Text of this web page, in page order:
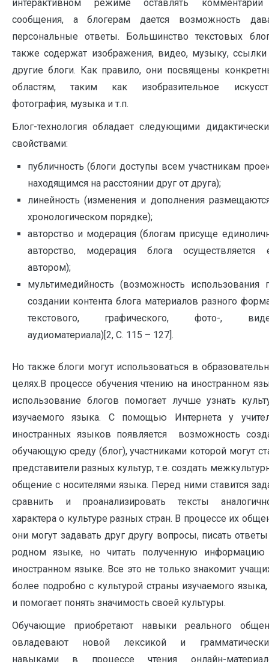
интерактивном режиме оставлять
сообщения, а блогерам дается возможность
персональные ответы. Большинство текстовых
также содержат изображения, видео, музыку,
другие блоги. Как правило, они посвящены
областям, таким как изобразительное
фотография, музыка и т.п.
Блог-технология обладает следующими
свойствами:
публичность (блоги доступы всем участникам
находящимся на расстоянии друг от друга);
линейность (изменения и дополнения
хронологическом порядке);
авторство и модерация (блогам присуще
авторство, модерация блога осуществляется
автором);
мультимедийность (возможность использования
создании контента блога материалов разного
текстового, графического, фото-,
аудиоматериала)[2, С. 115 – 127].
Но также блоги могут использоваться в
целях.В процессе обучения чтению на иностранном
использование блогов помогает лучше узнать
изучаемого языка. С помощью Интернета у
иностранных языков появляется возможность
обучающую среду (блог), участниками которой могут
представители разных культур, т.е. создать
общение с носителями языка. Перед ними ставится
сравнить и проанализировать тексты
характера о культуре разных стран. В процессе их
они могут задавать друг другу вопросы, писать
родном языке, но читать полученную информацию
иностранном языке. Все это не только знакомит
более подробно с культурой страны изучаемого
и помогает понять значимость своей культуры.
Обучающие приобретают навыки реального
овладевают новой лексикой и
навыками в процессе чтения онлайн-